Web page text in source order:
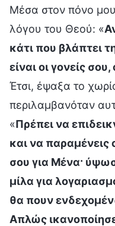
Μέσα στον πόνο
λόγου του Θεού: «
κάτι που βλάπτει
είναι οι γονείς
Έτσι, έψαξα το
περιλαμβανόταν
«Πρέπει να
και να παραμένεις
σου για Μένα·
μίλα για
θα πουν
Απλώς